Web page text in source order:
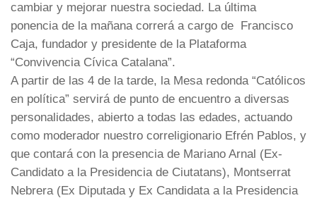
cambiar y mejorar nuestra sociedad. La última
ponencia de la mañana correrá a cargo de Francisco
Caja, fundador y presidente de la Plataforma
“Convivencia Cívica Catalana”.
A partir de las 4 de la tarde, la Mesa redonda “Católicos
en política” servirá de punto de encuentro a diversas
personalidades, abierto a todas las edades, actuando
como moderador nuestro correligionario Efrén Pablos, y
que contará con la presencia de Mariano Arnal (Ex-
Candidato a la Presidencia de Ciutatans), Montserrat
Nebrera (Ex Diputada y Ex Candidata a la Presidencia